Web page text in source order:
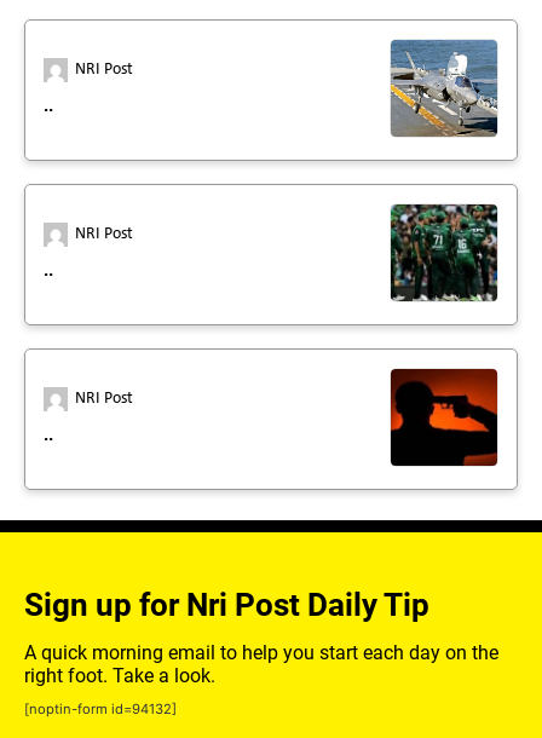
NRI Post
..
NRI Post
..
NRI Post
..
Sign up for Nri Post Daily Tip
A quick morning email to help you start each day on the
right foot. Take a look.
[noptin-form id=94132]